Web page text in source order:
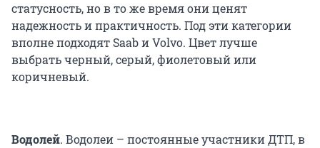
статусность, но в то же время они ценят
надежность и практичность. Под эти категории
вполне подходят Saab и Volvo. Цвет лучше
выбрать черный, серый, фиолетовый или
коричневый.
Водолей. Водолеи – постоянные участники ДТП, в